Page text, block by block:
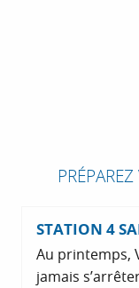
STATION 4
Au printemps,
jamais